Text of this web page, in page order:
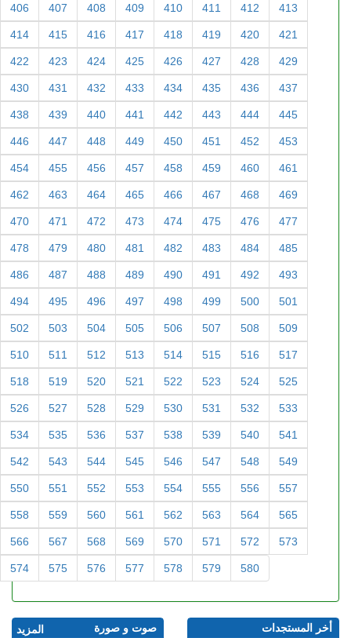
406 407 408 409 410 411 412 413
414 415 416 417 418 419 420 421
422 423 424 425 426 427 428 429
430 431 432 433 434 435 436 437
438 439 440 441 442 443 444 445
446 447 448 449 450 451 452 453
454 455 456 457 458 459 460 461
462 463 464 465 466 467 468 469
470 471 472 473 474 475 476 477
478 479 480 481 482 483 484 485
486 487 488 489 490 491 492 493
494 495 496 497 498 499 500 501
502 503 504 505 506 507 508 509
510 511 512 513 514 515 516 517
518 519 520 521 522 523 524 525
526 527 528 529 530 531 532 533
534 535 536 537 538 539 540 541
542 543 544 545 546 547 548 549
550 551 552 553 554 555 556 557
558 559 560 561 562 563 564 565
566 567 568 569 570 571 572 573
574 575 576 577 578 579 580
المزيد صوت و صورة
أخر المستجدات